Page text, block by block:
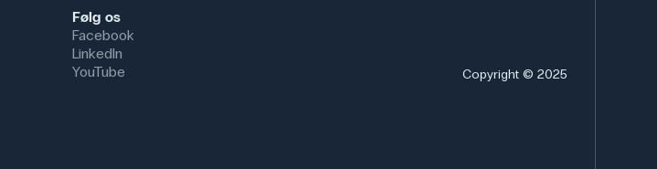
Følg os
Facebook
LinkedIn
YouTube
Copyright © 2025